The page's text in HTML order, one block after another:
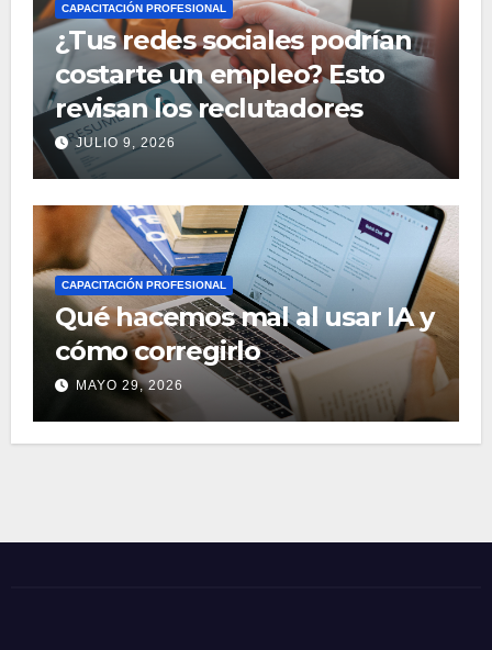
CAPACITACIÓN PROFESIONAL
¿Tus redes sociales podrían
costarte un empleo? Esto
revisan los reclutadores
JULIO 9, 2026
CAPACITACIÓN PROFESIONAL
Qué hacemos mal al usar IA y
cómo corregirlo
MAYO 29, 2026